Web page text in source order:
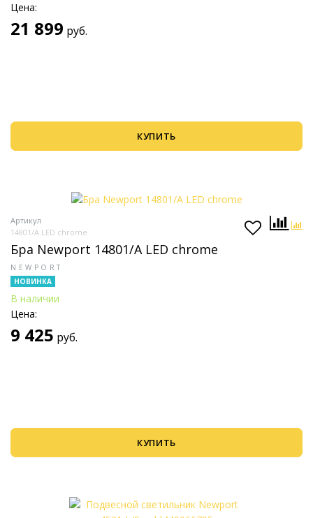
Цена:
21 899 руб.
КУПИТЬ
Артикул
14801/A LED сhrome
Бра Newport 14801/A LED сhrome
NEWPORT
НОВИНКА
В наличии
Цена:
9 425 руб.
КУПИТЬ